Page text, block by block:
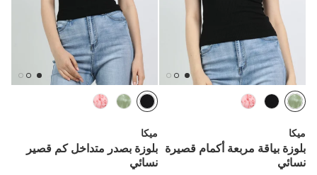
ميكا
بلوزة بياقة مربعة أكمام قصيرة
نسائي
ميكا
بلوزة بصدر متداخل كم قصير
نسائي